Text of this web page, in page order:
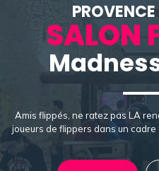
SALON
Amis flippés, ne ratez pas LA
joueurs de flippers dans un